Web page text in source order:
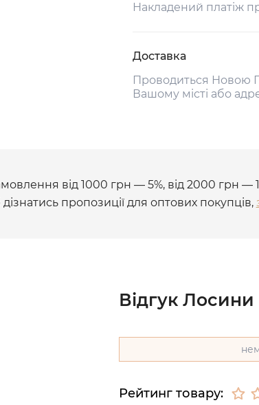
Накладений платіж
Доставка
Проводиться Новою
Вашому місті або
від 1000 грн — 5%, від 2000 грн —
пропозиції для оптових покупців,
Відгук Лосини
Рейтинг товару: